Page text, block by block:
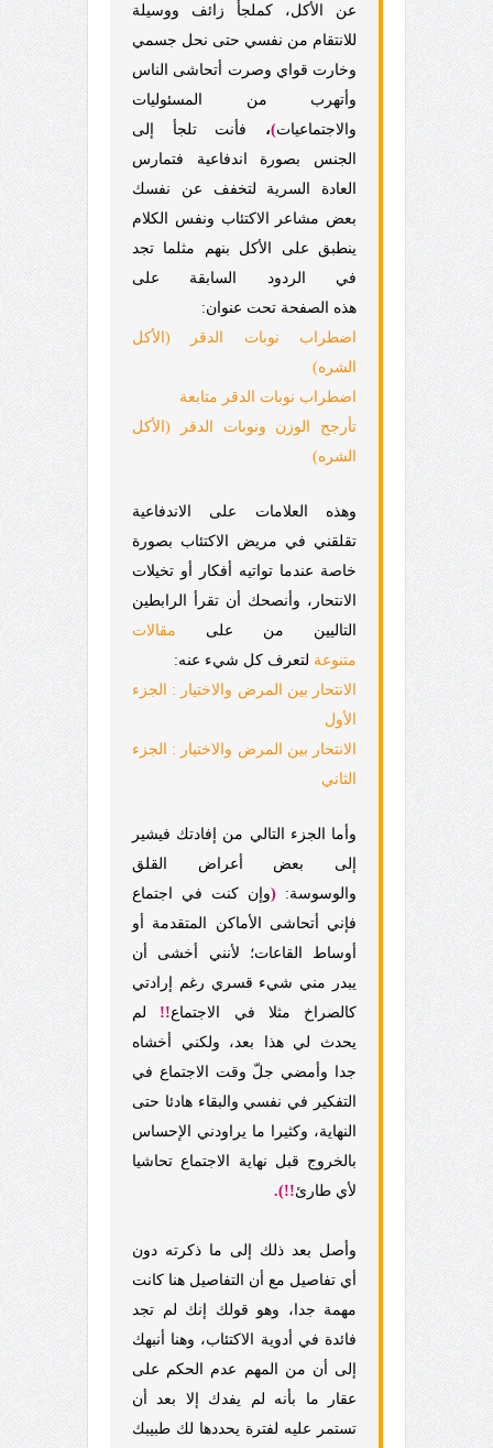
عن الأكل، كملجأ زائف ووسيلة
للانتقام من نفسي حتى نحل جسمي
وخارت قواي وصرت أتحاشى الناس
وأتهرب من المسئوليات
والاجتماعيات)،
فأنت تلجأ إلى
الجنس بصورة اندفاعية فتمارس
العادة السرية لتخفف عن نفسك
بعض مشاعر الاكتئاب ونفس الكلام
ينطبق على الأكل بنهم مثلما تجد
في الردود السابقة على
هذه الصفحة تحت عنوان:
اضطراب نوبات الدقر (الأكل
الشره)
اضطراب نوبات الدقر متابعة
تأرجح الوزن ونوبات الدقر (الأكل
الشره)
وهذه العلامات على الاندفاعية
تقلقني في مريض الاكتئاب بصورة
خاصة عندما تواتيه أفكار أو تخيلات
الانتحار، وأنصحك أن تقرأ الرابطين
التاليين من على
مقالات
متنوعة لتعرف كل شيء عنه:
الانتحار بين المرض والاختيار : الجزء
الأول
الانتحار بين المرض والاختيار : الجزء
الثاني
وأما الجزء التالي من إفادتك فيشير
إلى بعض أعراض القلق
والوسوسة: (وإن كنت في اجتماع
فإني أتحاشى الأماكن المتقدمة أو
أوساط القاعات؛ لأنني أخشى أن
يبدر مني شيء قسري رغم إرادتي
كالصراخ مثلا في الاجتماع!! لم
يحدث لي هذا بعد، ولكني أخشاه
جدا وأمضي جلّ وقت الاجتماع في
التفكير في نفسي والبقاء هادئا حتى
النهاية، وكثيرا ما يراودني الإحساس
بالخروج قبل نهاية الاجتماع تحاشيا
لأي طارئ!!).
وأصل بعد ذلك إلى ما ذكرته دون
أي تفاصيل مع أن التفاصيل هنا كانت
مهمة جدا، وهو قولك إنك لم تجد
فائدة في أدوية الاكتئاب، وهنا أنبهك
إلى أن من المهم عدم الحكم على
عقار ما بأنه لم يفدك إلا بعد أن
تستمر عليه لفترة يحددها لك طبيبك